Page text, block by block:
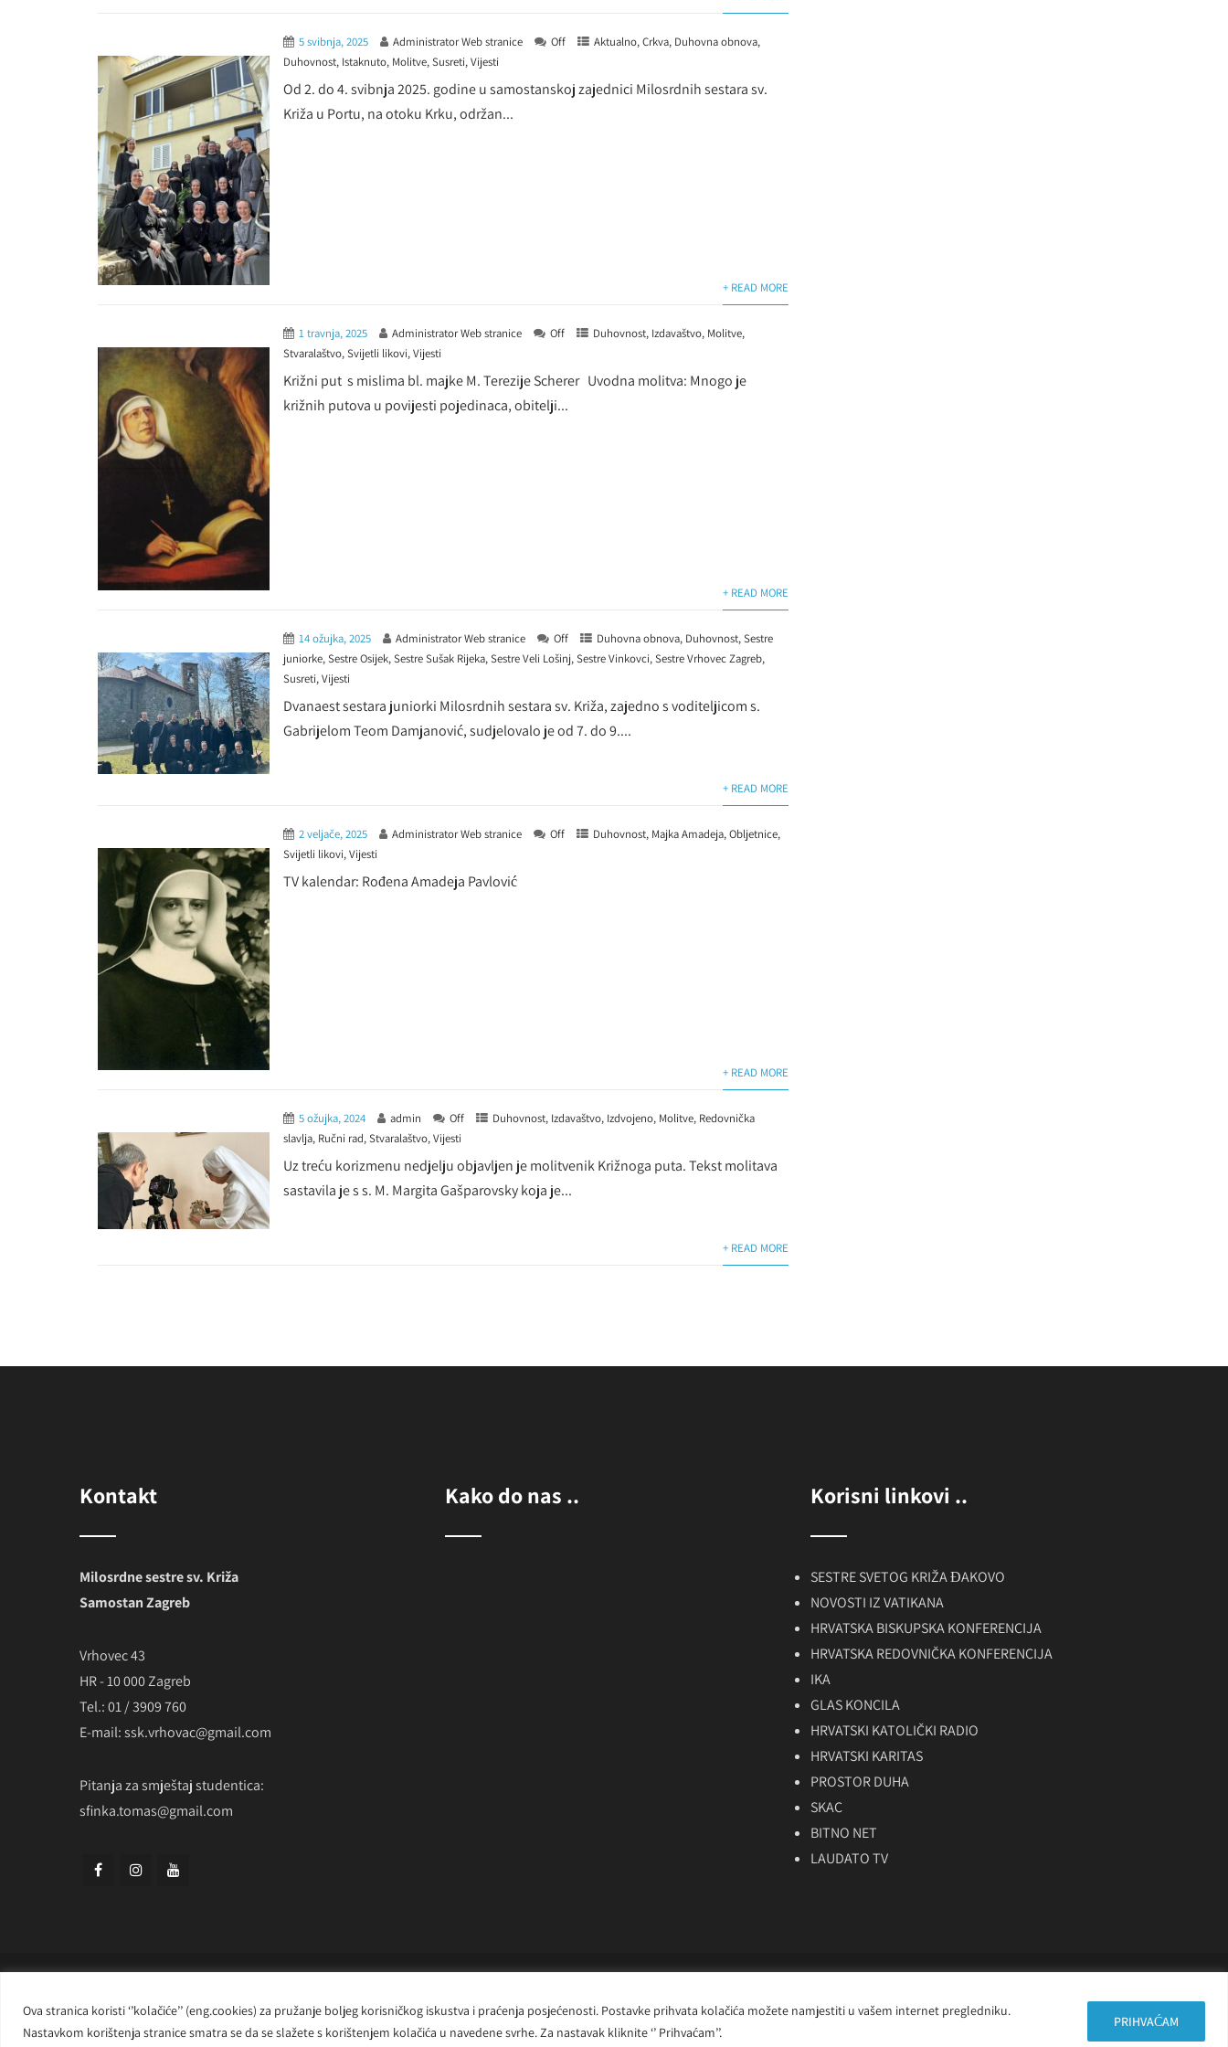
Ova stranica koristi ‘’kolačiće’’ (eng.cookies) za pružanje boljeg korisničkog iskustva i praćenja posjećenosti. Postavke prihvata kolačića možete namjestiti u vašem internet pregledniku.
Nastavkom korištenja stranice smatra se da se slažete s korištenjem kolačića u navedene svrhe. Za nastavak kliknite ‘’ Prihvaćam’’.
PRIHVAĆAM
5 svibnja, 2025 Administrator Web stranice Off Aktualno,Crkva, Duhovna obnova,
Duhovnost, Istaknuto, Molitve,Susreti,Vijesti
Od 2. do 4. svibnja 2025. godine u samostanskoj zajednici Milosrdnih sestara sv.
Križa u Portu, na otoku Krku, održan...
+ READ MORE
1 travnja, 2025 Administrator Web stranice Off Duhovnost, Izdavaštvo, Molitve,
Stvaralaštvo,Svijetli likovi,Vijesti
Križni put s mislima bl. majke M. Terezije Scherer Uvodna molitva: Mnogo je
križnih putova u povijesti pojedinaca, obitelji...
+ READ MORE
14 ožujka, 2025 Administrator Web stranice Off Duhovna obnova, Duhovnost,Sestre
juniorke,Sestre Osijek,Sestre Sušak Rijeka,Sestre Veli Lošinj,Sestre Vinkovci,Sestre Vrhovec Zagreb,
Susreti,Vijesti
Dvanaest sestara juniorki Milosrdnih sestara sv. Križa, zajedno s voditeljicom s.
Gabrijelom Teom Damjanović, sudjelovalo je od 7. do 9....
+ READ MORE
2 veljače, 2025 Administrator Web stranice Off Duhovnost, Majka Amadeja,Obljetnice,
Svijetli likovi,Vijesti
TV kalendar: Rođena Amadeja Pavlović
+ READ MORE
5 ožujka, 2024 admin Off Duhovnost, Izdavaštvo, Izdvojeno, Molitve, Redovnička
slavlja, Ručni rad,Stvaralaštvo,Vijesti
Uz treću korizmenu nedjelju objavljen je molitvenik Križnoga puta. Tekst molitava
sastavila je s s. M. Margita Gašparovsky koja je...
+ READ MORE
Kontakt
Milosrdne sestre sv. Križa
Samostan Zagreb
Vrhovec 43
HR - 10 000 Zagreb
Tel.: 01 / 3909 760
E-mail: ssk.vrhovac@gmail.com
Pitanja za smještaj studentica:
sfinka.tomas@gmail.com
Kako do nas .. Korisni linkovi ..
SESTRE SVETOG KRIŽA ĐAKOVO
NOVOSTI IZ VATIKANA
HRVATSKA BISKUPSKA KONFERENCIJA
HRVATSKA REDOVNIČKA KONFERENCIJA
IKA
GLAS KONCILA
HRVATSKI KATOLIČKI RADIO
HRVATSKI KARITAS
PROSTOR DUHA
SKAC
BITNO NET
LAUDATO TV
Powered byD24-Solutions.hr